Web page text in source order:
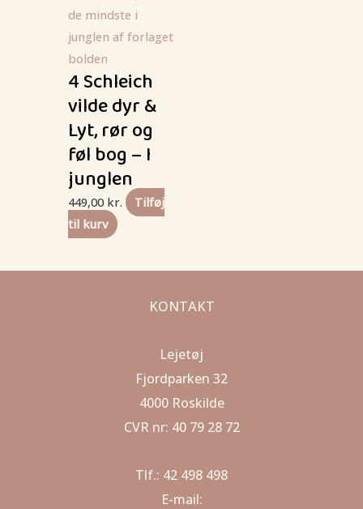
4 Schleich
vilde dyr &
Lyt, rør og
føl bog – I
junglen
449,00 kr.
Tilføj
til kurv
KONTAKT
Lejetøj
Fjordparken 32
4000 Roskilde
CVR nr: 40 79 28 72
Tlf.: 42 498 498
E-mail: